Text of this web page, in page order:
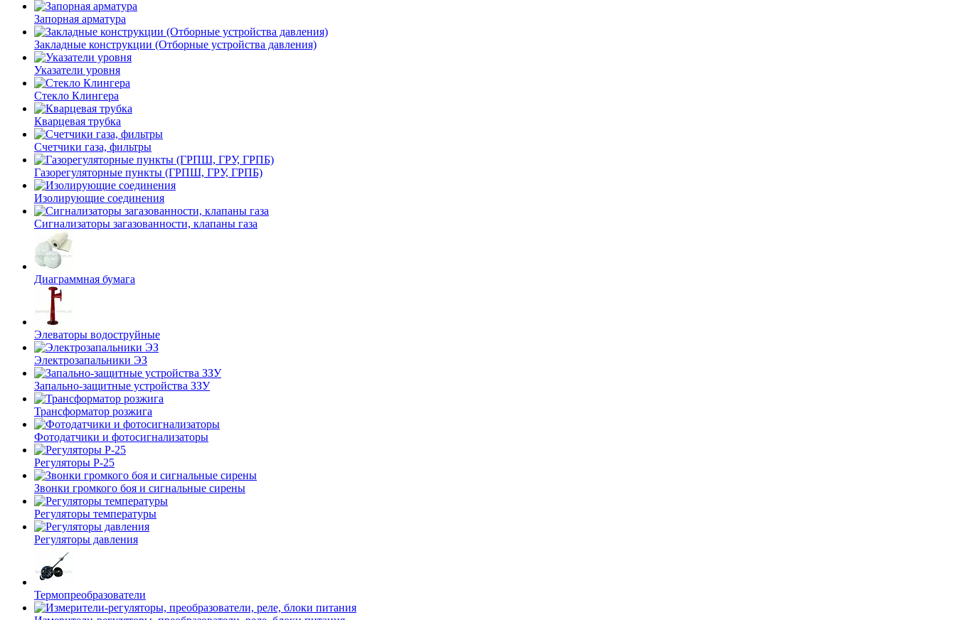
Запорная арматура
Закладные конструкции (Отборные устройства давления)
Указатели уровня
Стекло Клингера
Кварцевая трубка
Счетчики газа, фильтры
Газорегуляторные пункты (ГРПШ, ГРУ, ГРПБ)
Изолирующие соединения
Сигнализаторы загазованности, клапаны газа
Диаграммная бумага
Элеваторы водоструйные
Электрозапальники ЭЗ
Запально-защитные устройства ЗЗУ
Трансформатор розжига
Фотодатчики и фотосигнализаторы
Регуляторы Р-25
Звонки громкого боя и сигнальные сирены
Регуляторы температуры
Регуляторы давления
Термопреобразователи